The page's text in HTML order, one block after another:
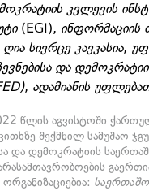
კვლევის
(EGI), ინფორმაციის
ღია სივრცე კავკასია,
და
, ადამიანის
წლის აგვისტოში
შექმნილ სამუშაო
და დემოკრატიის